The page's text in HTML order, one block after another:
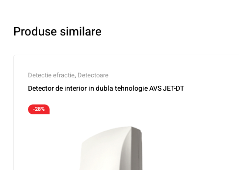
Produse similare
Detectie efractie, Detectoare
Detector de interior in dubla tehnologie AVS JET-DT
-28%